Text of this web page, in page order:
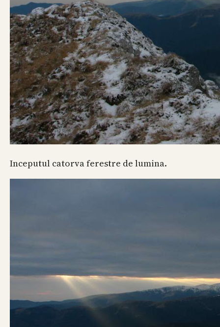
Inceputul catorva ferestre de lumina.